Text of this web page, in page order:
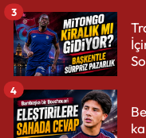
3
4